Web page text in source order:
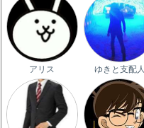
アリス ゆきと支配人